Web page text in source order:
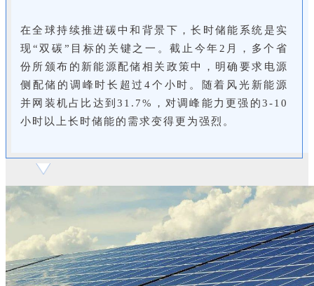
在全球持续推进碳中和背景下，长时储能系统是实
现“双碳”目标的关键之一。截止今年2月，多个省
份所颁布的新能源配储相关政策中，明确要求电源
侧配储的调峰时长超过4个小时。随着风光新能源
并网装机占比达到31.7%，对调峰能力更强的3-10
小时以上长时储能的需求变得更为强烈。